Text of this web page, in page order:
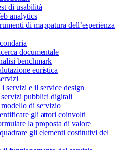
di usabilità
analytics
di mappatura dell’esperienza
documentale
benchmark
euristica
i servizi e il service design
servizi pubblici digitali
di servizio
gli attori coinvolti
la proposta di valore
gli elementi costitutivi del